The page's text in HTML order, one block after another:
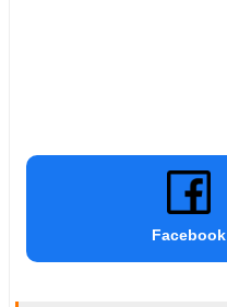
Facebook